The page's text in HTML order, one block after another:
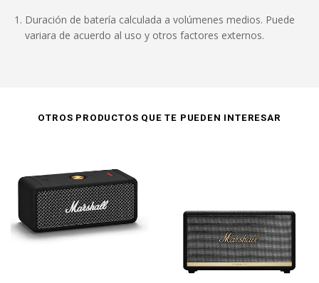
Duración de batería calculada a volúmenes medios. Puede
variara de acuerdo al uso y otros factores externos.
OTROS PRODUCTOS QUE TE PUEDEN INTERESAR